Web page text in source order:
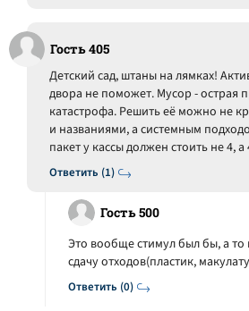
Гость 405
Ответить (1)
Детский сад, штаны на лямках!
двора не поможет. Мусор - острая
катастрофа. Решить её можно не
и названиями, а системным
пакет у кассы должен стоить не 4,
Гость 500
Ответить (0)
Это вообще стимул был бы, а то
сдачу отходов(пластик,